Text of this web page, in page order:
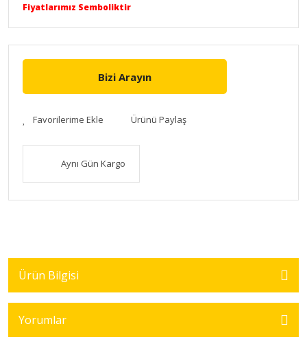
Fiyatlarımız Semboliktir
Bizi Arayın
Ürünü Paylaş
Aynı Gün Kargo
Ürün Bilgisi
Yorumlar